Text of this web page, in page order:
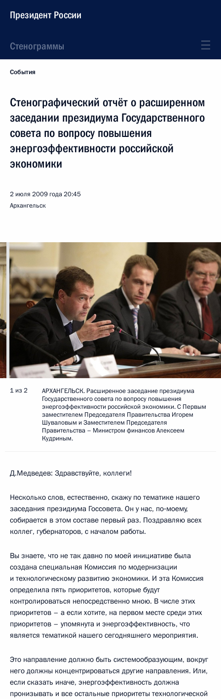
Президент России
Стенограммы
События
Стенографический отчёт о расширенном
заседании президиума Государственного
совета по вопросу повышения
энергоэффективности российской
экономики
2 июля 2009 года20:45
Архангельск
1 из 2
АРХАНГЕЛЬСК. Расширенное заседание президиума
Государственного совета по вопросу повышения
энергоэффективности российской экономики. С Первым
заместителем Председателя Правительства Игорем
Шуваловым и Заместителем Председателя
Правительства – Министром финансов Алексеем
Кудриным.
Д.Медведев: Здравствуйте, коллеги!
Несколько слов, естественно, скажу по тематике нашего
заседания президиума Госсовета. Он у нас, по‑моему,
собирается в этом составе первый раз. Поздравляю всех
коллег, губернаторов, с началом работы.
Вы знаете, что не так давно по моей инициативе была
создана специальная Комиссия по модернизации
и технологическому развитию экономики. И эта Комиссия
определила пять приоритетов, которые будут
контролироваться непосредственно мною. В числе этих
приоритетов – а если хотите, на первом месте среди этих
приоритетов – упомянута и энергоэффективность, что
является тематикой нашего сегодняшнего мероприятия.
Это направление должно быть системообразующим, вокруг
него должны концентрироваться другие направления. Или,
если сказать иначе, энергоэффективность должна
пронизывать и все остальные приоритеты технологической